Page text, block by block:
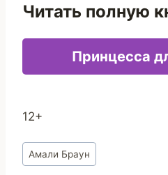
Читать полную
Принцесса
12+
Метки
записи:
Амали Браун